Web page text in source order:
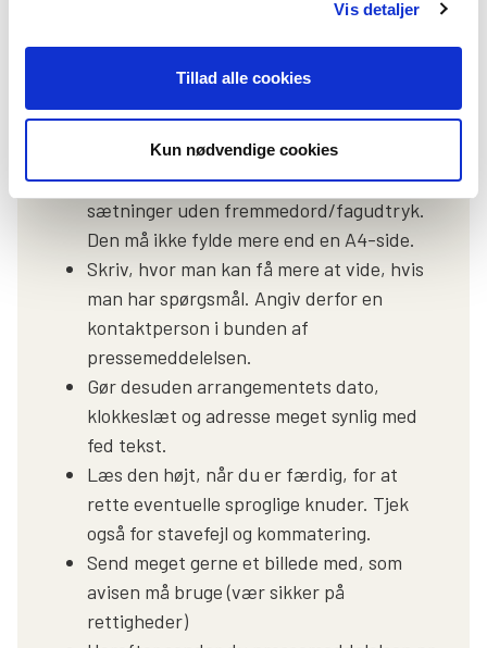
Vis detaljer
Tillad alle cookies
Kun nødvendige cookies
Hvorfor sker det?
Gode råd til formatet
Skriv i et letforståeligt sprog med korte
sætninger uden fremmedord/fagudtryk.
Den må ikke fylde mere end en A4-side.
Skriv, hvor man kan få mere at vide, hvis
man har spørgsmål. Angiv derfor en
kontaktperson i bunden af
pressemeddelelsen.
Gør desuden arrangementets dato,
klokkeslæt og adresse meget synlig med
fed tekst.
Læs den højt, når du er færdig, for at
rette eventuelle sproglige knuder. Tjek
også for stavefejl og kommatering.
Send meget gerne et billede med, som
avisen må bruge (vær sikker på
rettigheder)